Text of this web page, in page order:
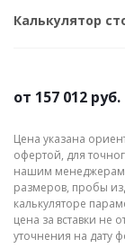
Калькулятор
от 157 012 руб.
Цена указана
офертой, для
нашим менеджерам,
размеров, пробы
калькуляторе
цена за вставки не
уточнения на дату